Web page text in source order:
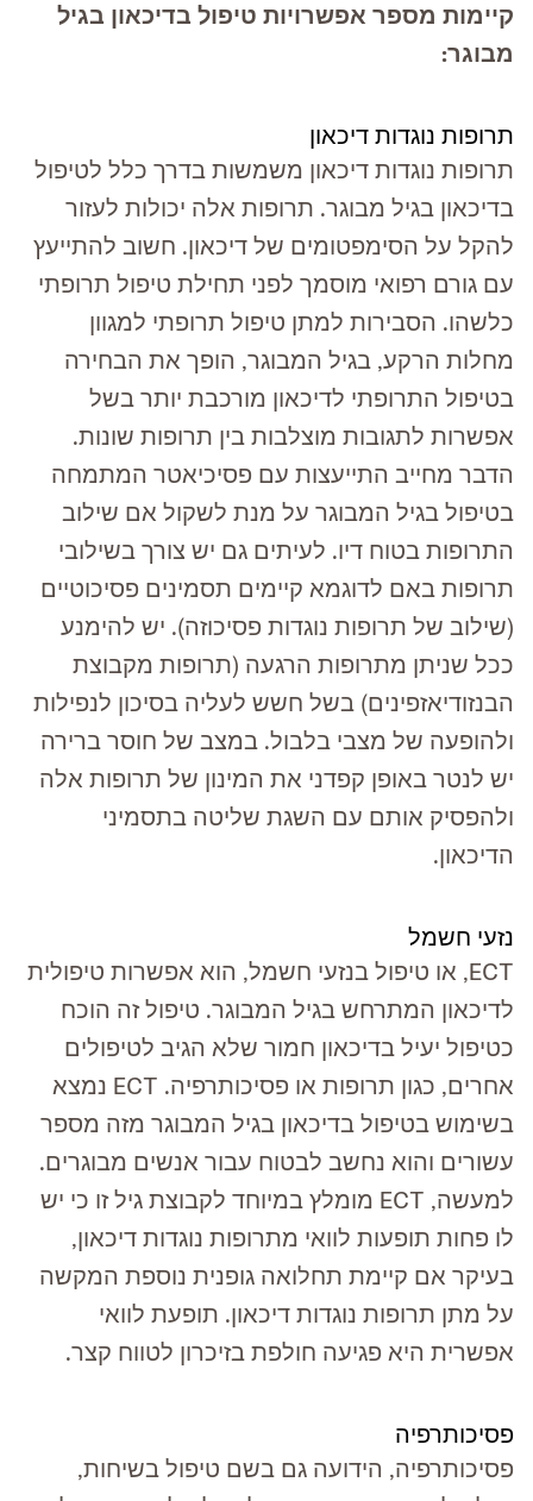
קיימות מספר אפשרויות טיפול בדיכאון בגיל
מבוגר:
תרופות נוגדות דיכאון
תרופות נוגדות דיכאון משמשות בדרך כלל לטיפול
בדיכאון בגיל מבוגר. תרופות אלה יכולות לעזור
להקל על הסימפטומים של דיכאון. חשוב להתייעץ
עם גורם רפואי מוסמך לפני תחילת טיפול תרופתי
כלשהו. הסבירות למתן טיפול תרופתי למגוון
מחלות הרקע, בגיל המבוגר, הופך את הבחירה
בטיפול התרופתי לדיכאון מורכבת יותר בשל
אפשרות לתגובות מוצלבות בין תרופות שונות.
הדבר מחייב התייעצות עם פסיכיאטר המתמחה
בטיפול בגיל המבוגר על מנת לשקול אם שילוב
התרופות בטוח דיו. לעיתים גם יש צורך בשילובי
תרופות באם לדוגמא קיימים תסמינים פסיכוטיים
(שילוב של תרופות נוגדות פסיכוזה). יש להימנע
ככל שניתן מתרופות הרגעה (תרופות מקבוצת
הבנזודיאזפינים) בשל חשש לעליה בסיכון לנפילות
ולהופעה של מצבי בלבול. במצב של חוסר ברירה
יש לנטר באופן קפדני את המינון של תרופות אלה
ולהפסיק אותם עם השגת שליטה בתסמיני
הדיכאון.
נזעי חשמל
ECT, או טיפול בנזעי חשמל, הוא אפשרות טיפולית
לדיכאון המתרחש בגיל המבוגר. טיפול זה הוכח
כטיפול יעיל בדיכאון חמור שלא הגיב לטיפולים
אחרים, כגון תרופות או פסיכותרפיה. ECT נמצא
בשימוש בטיפול בדיכאון בגיל המבוגר מזה מספר
עשורים והוא נחשב לבטוח עבור אנשים מבוגרים.
למעשה, ECT מומלץ במיוחד לקבוצת גיל זו כי יש
לו פחות תופעות לוואי מתרופות נוגדות דיכאון,
בעיקר אם קיימת תחלואה גופנית נוספת המקשה
על מתן תרופות נוגדות דיכאון. תופעת לוואי
אפשרית היא פגיעה חולפת בזיכרון לטווח קצר.
פסיכותרפיה
פסיכותרפיה, הידועה גם בשם טיפול בשיחות,